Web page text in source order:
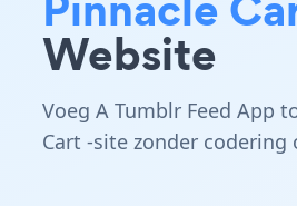
Website
Voeg A Tumblr Feed App
Cart -site zonder